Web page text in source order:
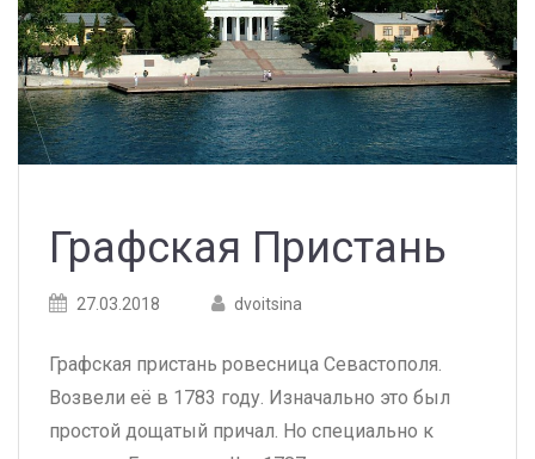
Графская Пристань
Posted27.03.2018
Posteddvoitsina
Графская пристань ровесница Севастополя.
Возвели её в 1783 году. Изначально это был
простой дощатый причал. Но специально к